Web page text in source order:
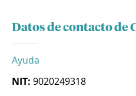
Datos de contacto de
Ayuda
NIT: 9020249318